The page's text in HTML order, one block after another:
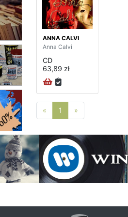
ANNA CALVI
Anna Calvi
CD
63,89 zł
« Poprzednia strona
1 »